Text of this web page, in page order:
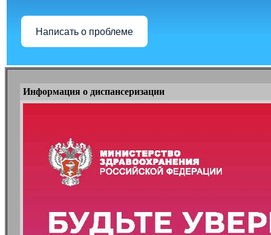
Написать о проблеме
Информация о диспансеризации